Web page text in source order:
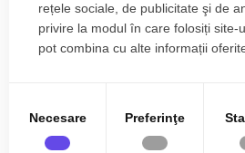
COMISION 0% Apartament cu
loc de parcare, zona Mehala
1
rețele sociale, de publicitate şi de
privire la modul în care folosiți site-
pot combina cu alte informații
Necesare Preferinţe